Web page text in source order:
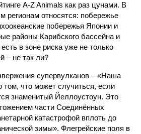
A-Z Animals как раз цунами. В
регионам относятся: побережье
побережья Японии и
районы Карибского бассейна и
в зоне риска уже не только
– не так ли?
супервулканов – «Наша
том, что может случиться, если
знаменитый Йеллоустоун. Это
части Соединённых
катастрофой вплоть до
зимы». Флегрейские поля в